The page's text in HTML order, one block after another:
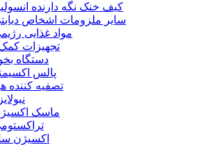
کیف خنک نگه دارنده
سایر ملزومات اشخاص
مواد غذایی
تجهیزات
دستگاه
پالس
تصفیه کننده
ماسک
اکسیژن